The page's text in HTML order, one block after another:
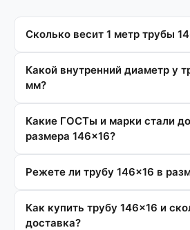
Сколько весит 1 метр трубы
Какой внутренний диаметр у
мм?
Какие ГОСТы и марки стали
размера 146×16?
Режете ли трубу 146×16 в
Как купить трубу 146×16 и
доставка?